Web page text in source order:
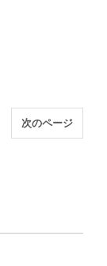
次のページ